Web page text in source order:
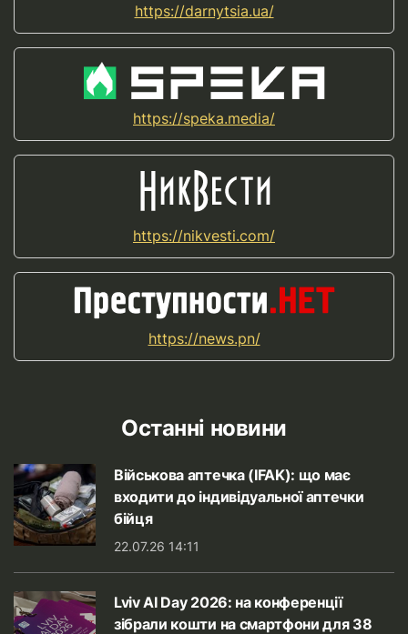
https://darnytsia.ua/
https://speka.media/
https://nikvesti.com/
https://news.pn/
Останні новини
Військова аптечка (IFAK): що має
входити до індивідуальної аптечки
бійця
22.07.26 14:11
Lviv AI Day 2026: на конференції
зібрали кошти на смартфони для 38